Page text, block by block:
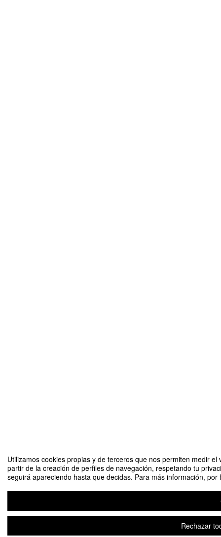
Utilizamos cookies propias y de terceros que nos permiten medir
partir de la creación de perfiles de navegación, respetando tu
seguirá apareciendo hasta que decidas. Para más información,
Rechazar